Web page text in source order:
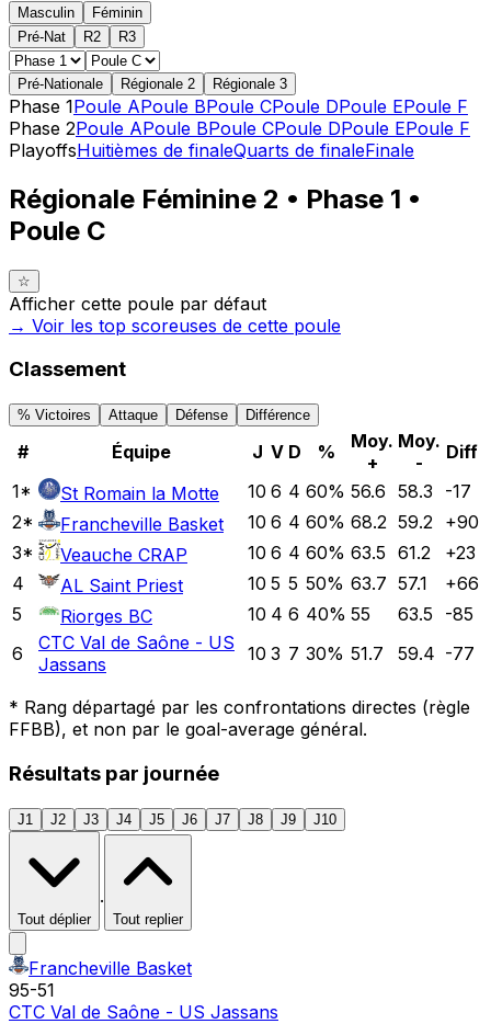
Masculin
Féminin
Pré-Nat
R2 R3
Pré-Nationale Régionale 2 Régionale 3
Phase 1Poule APoule BPoule CPoule DPoule EPoule F
Phase 2Poule APoule BPoule CPoule DPoule EPoule F
PlayoffsHuitièmes de finaleQuarts de finaleFinale
Régionale Féminine 2 • Phase 1 •
Poule C
☆
Afficher cette poule par défaut
→ Voir les top scoreuses de cette poule
Classement
% Victoires Attaque Défense Différence
# Équipe J V D %
Moy.
+
Moy.
-
Diff
1* St Romain la Motte 10 6 4 60% 56.6 58.3
-17
2* Francheville Basket 10 6 4 60% 68.2 59.2 +90
3* Veauche CRAP 10 6 4 60% 63.5 61.2 +23
4
AL Saint Priest 10 5 5 50% 63.7 57.1 +66
5
Riorges BC 10 4 6 40% 55 63.5
-85
6
CTC Val de Saône - US
Jassans
10 3 7 30% 51.7 59.4 -77
* Rang départagé par les confrontations directes (règle
FFBB), et non par le goal-average général.
Résultats par journée
J1 J2 J3 J4 J5 J6 J7 J8 J9 J10
Tout déplier
·
Tout replier
Francheville Basket
95-51
CTC Val de Saône - US Jassans